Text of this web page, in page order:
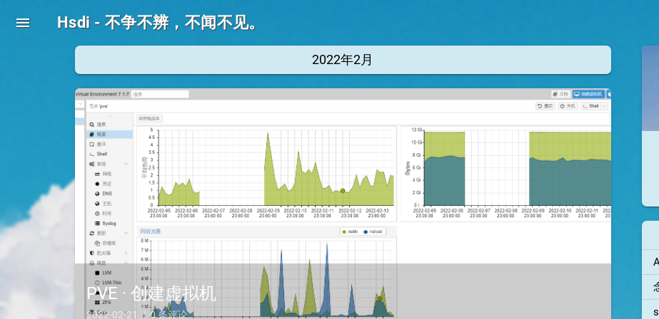
menu Hsdi - 不争不辨，不闻不见。
2022年2月
PVE · 创建虚拟机
2022-02-21 ｜0 条评论